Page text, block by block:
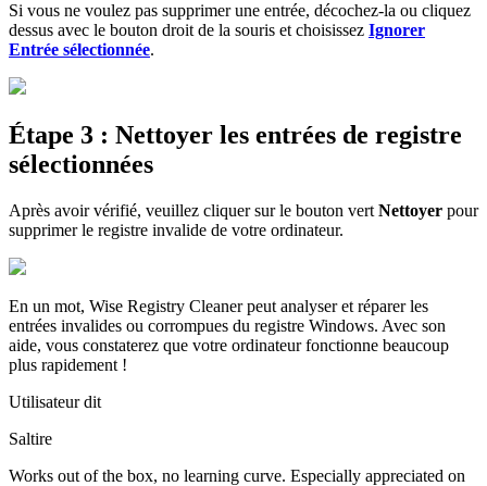
Si vous ne voulez pas supprimer une entrée, décochez-la ou cliquez
dessus avec le bouton droit de la souris et choisissez Ignorer
Entrée sélectionnée.
Étape 3 : Nettoyer les entrées de registre
sélectionnées
Après avoir vérifié, veuillez cliquer sur le bouton vert Nettoyer pour
supprimer le registre invalide de votre ordinateur.
En un mot, Wise Registry Cleaner peut analyser et réparer les
entrées invalides ou corrompues du registre Windows. Avec son
aide, vous constaterez que votre ordinateur fonctionne beaucoup
plus rapidement !
Utilisateur dit
Saltire
Works out of the box, no learning curve. Especially appreciated on